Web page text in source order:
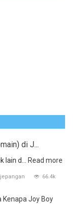
di J...
lain d... Read more
66.4k
Kenapa Joy Boy